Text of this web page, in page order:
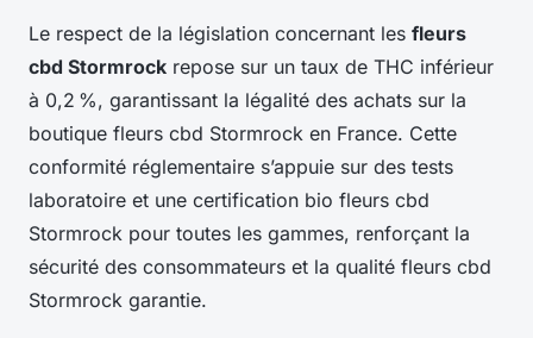
Le respect de la législation concernant les fleurs
cbd Stormrock repose sur un taux de THC inférieur
à 0,2 %, garantissant la légalité des achats sur la
boutique fleurs cbd Stormrock en France. Cette
conformité réglementaire s’appuie sur des tests
laboratoire et une certification bio fleurs cbd
Stormrock pour toutes les gammes, renforçant la
sécurité des consommateurs et la qualité fleurs cbd
Stormrock garantie.